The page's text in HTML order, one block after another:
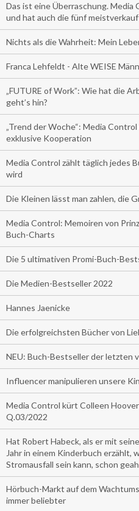
Das ist eine Überraschung. Media
und hat auch die fünf
Nichts als die Wahrheit: Mein
Franca Lehfeldt - Alte WEISE
„FUTURE of Work”: Wie hat die
geht’s hin?
„Trend der Woche“: Media
exklusive Kooperation
Media Control zählt täglich jedes
wird
Die Kleinen lässt man zahlen, die
Media Control: Memoiren von
Buch-Charts
Die 5 ultimativen Promi-Buch-
Die Medien-Bestseller 2022
Hannes Jaenicke
Die erfolgreichsten Bücher von
NEU: Buch-Bestseller der letzten
Influencer manipulieren unsere
Media Control kürt Colleen
Q.03/2022
Hat Robert Habeck, als er mit
Jahr in einem Kinderbuch erzählt,
Stromausfall sein kann, schon
Hörbuch-Markt auf dem
immer beliebter